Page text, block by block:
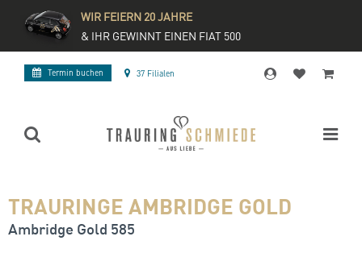
WIR FEIERN 20 JAHRE
& IHR GEWINNT EINEN FIAT 500
Termin buchen 37 Filialen
TRAURINGE AMBRIDGE GOLD
Ambridge Gold 585